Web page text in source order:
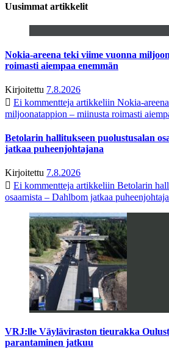
Uusimmat artikkelit
Nokia-areena teki viime vuonna
roimasti aiempaa enemmän
Kirjoitettu 7.8.2026
Ei kommentteja artikkeliin Nokia-
miljoonatappion – miinusta roimasti
Betolarin hallitukseen puolustusalan
jatkaa puheenjohtajana
Kirjoitettu 7.8.2026
Ei kommentteja artikkeliin Betolarin
osaamista – Dahlbom jatkaa
VRJ:lle Väyläviraston tieurakka
parantaminen jatkuu